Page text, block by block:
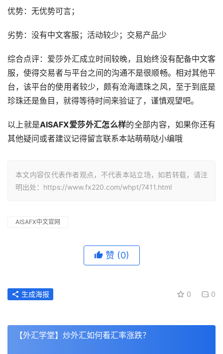
优势：无优势可言；
劣势：没有中文客服；活动较少；交易产品少
综合点评：爱莎外汇成立时间较晚，且始终没有配备中文客
服，使得交易者与平台之间的沟通不是很顺畅。相对其他平
台，该平台的使用者较少，颇有沧海遗珠之风，至于到底是
珍珠还是鱼目，就得等待时间来验证了，谨慎观望吧。
以上就是AISAFX爱莎外汇怎么样的全部内容，如果你还有
其他疑问或者建议记得留言联系本站萌萌哒小编哦
本文内容仅代表作者观点，不代表本站立场，如若转载，请注
明出处：https://www.fx220.com/whpt/7411.html
AISAFX中文官网
赞 (0)
0 0
生成海报
【外汇学堂】炒外汇如何看汇率涨跌？